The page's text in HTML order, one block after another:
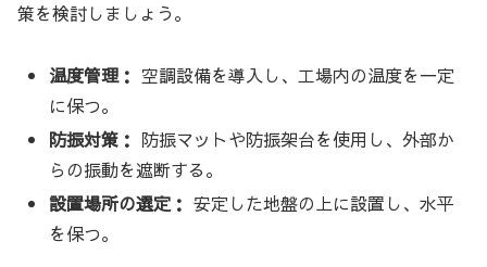
策を検討しましょう。
温度管理： 空調設備を導入し、工場内の温度を一定
に保つ。
防振対策： 防振マットや防振架台を使用し、外部か
らの振動を遮断する。
設置場所の選定： 安定した地盤の上に設置し、水平
を保つ。